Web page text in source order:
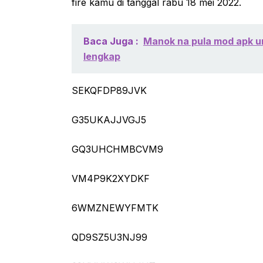
Baca Juga : Manok na pula mod apk
lengkap
SEKQFDP89JVK
G35UKAJJVGJ5
GQ3UHCHMBCVM9
VM4P9K2XYDKF
6WMZNEWYFMTK
QD9SZ5U3NJ99